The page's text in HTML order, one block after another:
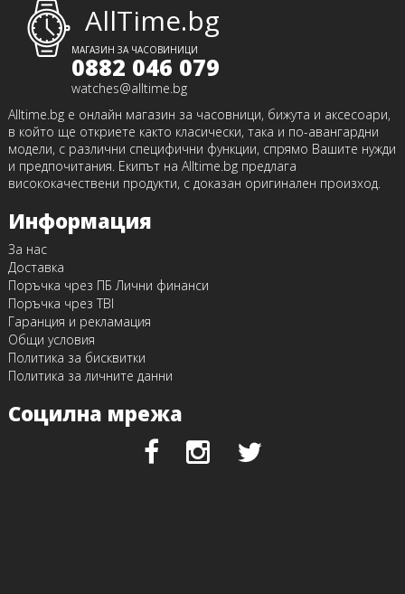
AllTime.bg
МАГАЗИН ЗА ЧАСОВИНИЦИ
0882 046 079
watches@alltime.bg
Alltime.bg е онлайн магазин за часовници, бижута и аксесоари,
в който ще откриете както класически, така и по-авангардни
модели, с различни специфични функции, спрямо Вашите нужди
и предпочитания. Екипът на Alltime.bg предлага
висококачествени продукти, с доказан оригинален произход.
Информация
За нас
Доставка
Поръчка чрез ПБ Лични финанси
Поръчка чрез TBI
Гаранция и рекламация
Общи условия
Политика за бисквитки
Политика за личните данни
Социлна мрежа